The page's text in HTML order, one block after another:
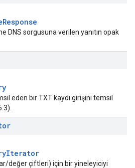
DNS sorgusuna verilen yanıtın opak
eden bir TXT kaydı girişini temsil
değer çiftleri) için bir yineleyiciyi